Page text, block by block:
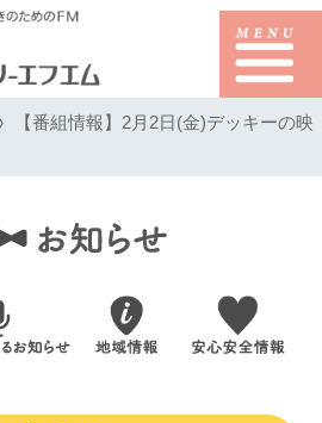
【番組情報】2月2日(金)デッキーの映